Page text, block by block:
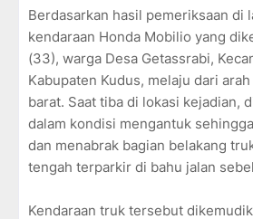
Berdasarkan hasil pemeriksaan di
kendaraan Honda Mobilio yang
(33), warga Desa Getassrabi,
Kabupaten Kudus, melaju dari
barat. Saat tiba di lokasi kejadian,
dalam kondisi mengantuk
dan menabrak bagian belakang
tengah terparkir di bahu jalan
Kendaraan truk tersebut